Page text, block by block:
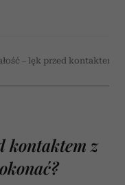
– lęk przed kontaktem
kontaktem z